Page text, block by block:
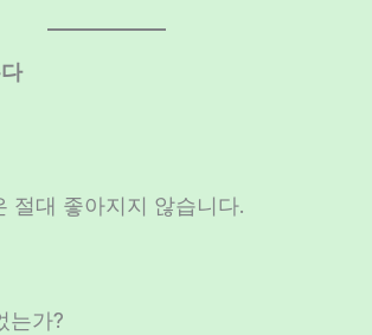
절대 좋아지지 않습니다.
는가?